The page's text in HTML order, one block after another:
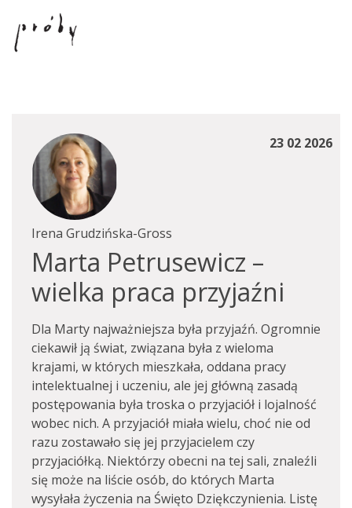
23 02 2026
Irena Grudzińska-Gross
Marta Petrusewicz –
wielka praca przyjaźni
Dla Marty najważniejsza była przyjaźń. Ogromnie
ciekawił ją świat, związana była z wieloma
krajami, w których mieszkała, oddana pracy
intelektualnej i uczeniu, ale jej główną zasadą
postępowania była troska o przyjaciół i lojalność
wobec nich. A przyjaciół miała wielu, choć nie od
razu zostawało się jej przyjacielem czy
przyjaciółką. Niektórzy obecni na tej sali, znaleźli
się może na liście osób, do których Marta
wysyłała życzenia na Święto Dziękczynienia. Listę